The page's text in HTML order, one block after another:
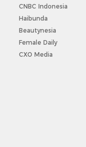
CNBC Indonesia
Haibunda
Beautynesia
Female Daily
CXO Media